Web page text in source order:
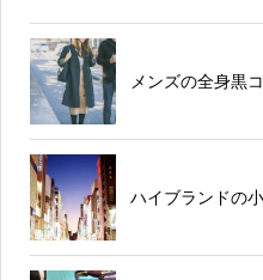
メンズの全身黒
ハイブランドの